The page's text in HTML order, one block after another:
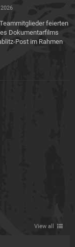
feierten
Dokumentarfilms
Post im Rahmen
View all